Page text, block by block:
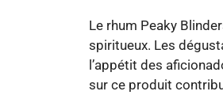
Le rhum Peaky
spiritueux. Les
l’appétit des
sur ce produit